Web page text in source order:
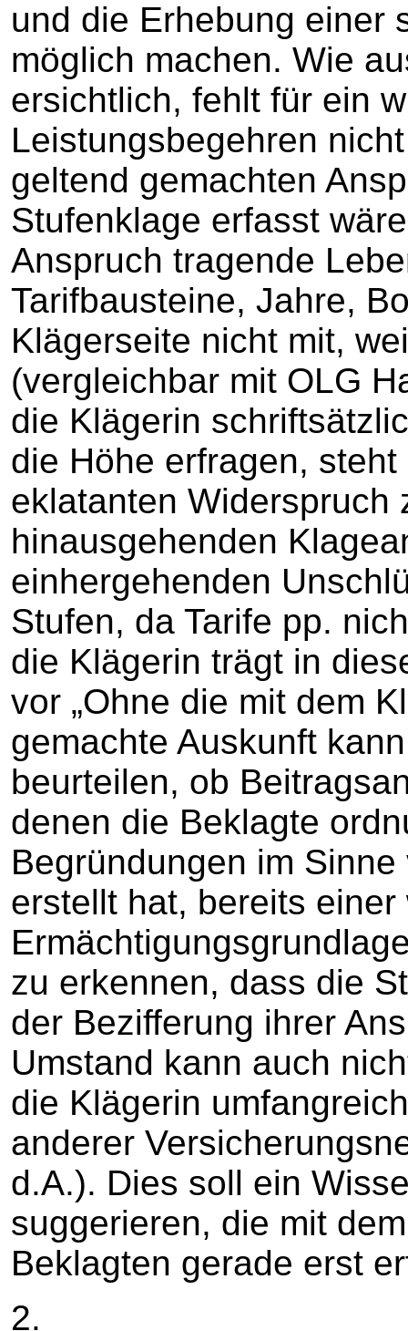
und die Erhebung einer
möglich machen. Wie
ersichtlich, fehlt für ein
Leistungsbegehren
geltend gemachten
Stufenklage erfasst
Anspruch tragende
Tarifbausteine, Jahre,
Klägerseite nicht mit,
(vergleichbar mit OLG
die Klägerin
die Höhe erfragen,
eklatanten Widerspruch
hinausgehenden
einhergehenden
Stufen, da Tarife pp.
die Klägerin trägt in
vor „Ohne die mit dem
gemachte Auskunft
beurteilen, ob
denen die Beklagte
Begründungen im
erstellt hat, bereits einer
zu erkennen, dass die
der Bezifferung ihrer
Umstand kann auch
die Klägerin
anderer
d.A.). Dies soll ein
suggerieren, die mit
Beklagten gerade erst
2.